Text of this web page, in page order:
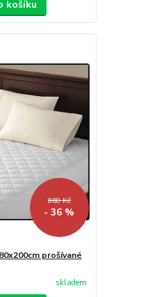
košíku
868 Kč
- 36 %
prošívané
skladem